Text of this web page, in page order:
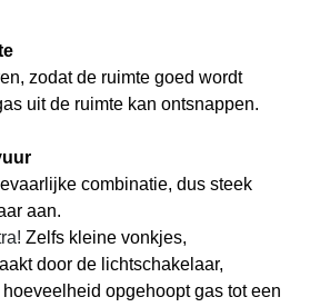
zodat de ruimte goed wordt
uit de ruimte kan ontsnappen.
combinatie, dus steek
aan.
Zelfs kleine vonkjes,
door de lichtschakelaar,
opgehoopt gas tot een